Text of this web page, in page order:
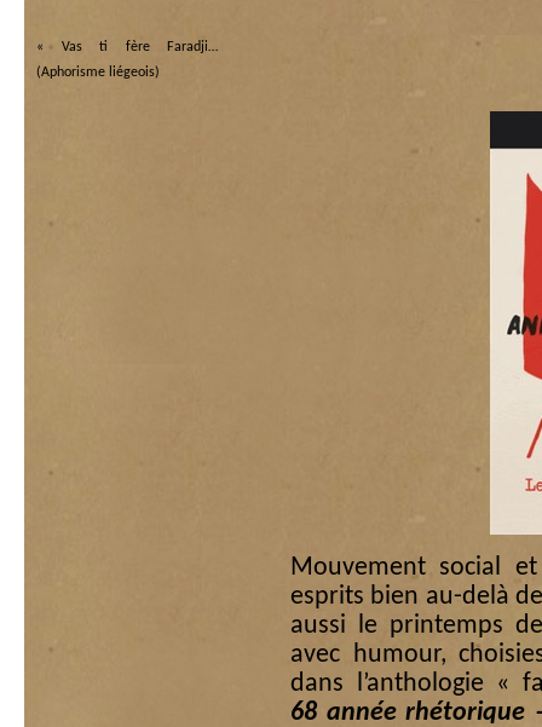
« Vas ti fère Faradji…
(Aphorisme liégeois)
Mouvement social
esprits bien au-delà
aussi le printemps
avec humour,
dans l’anthologie «
68 année rhétorique